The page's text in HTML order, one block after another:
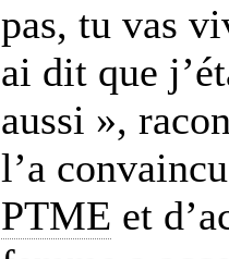
pas, tu vas
ai dit que
aussi »,
l’a
PTME et